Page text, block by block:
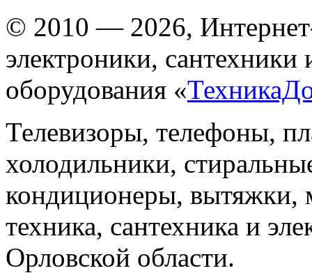
© 2010 — 2026,
электроники, сантехники
оборудования «
Телевизоры, телефоны,
холодильники,
кондиционеры, вытяжки,
техника, сантехника и
Орловской области.